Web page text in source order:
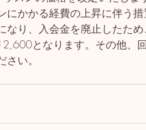
かかる経費の上昇に伴う措
なり、入会金を廃止したた
となります。その他、
い。